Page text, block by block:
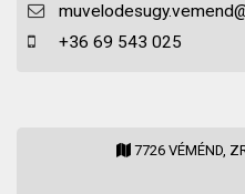
+36 69 543 025
7726 VÉMÉND,